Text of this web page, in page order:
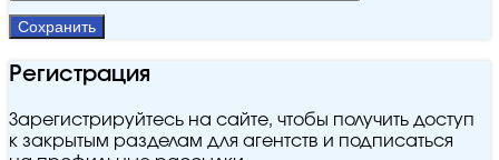
Сохранить
Регистрация
Зарегистрируйтесь на сайте, чтобы получить доступ
к закрытым разделам для агентств и подписаться